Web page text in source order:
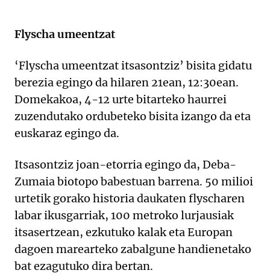
Flyscha umeentzat
‘Flyscha umeentzat itsasontziz’ bisita gidatu
berezia egingo da hilaren 21ean, 12:30ean.
Domekakoa, 4-12 urte bitarteko haurrei
zuzendutako ordubeteko bisita izango da eta
euskaraz egingo da.
Itsasontziz joan-etorria egingo da, Deba-
Zumaia biotopo babestuan barrena. 50 milioi
urtetik gorako historia daukaten flyscharen
labar ikusgarriak, 100 metroko lurjausiak
itsasertzean, ezkutuko kalak eta Europan
dagoen marearteko zabalgune handienetako
bat ezagutuko dira bertan.